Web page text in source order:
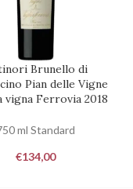
Brunello di
Pian delle Vigne
vigna Ferrovia 2018
ml Standard
€134,00